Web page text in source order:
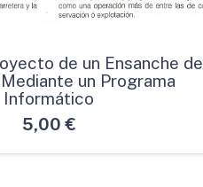
de un Ensanche de
un Programa
Informático
5,00 €